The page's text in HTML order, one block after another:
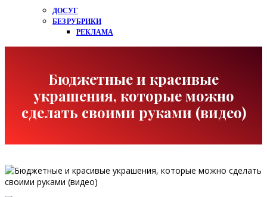
ДОСУГ
БЕЗ РУБРИКИ
РЕКЛАМА
Бюджетные и красивые
украшения, которые можно
сделать своими руками (видео)